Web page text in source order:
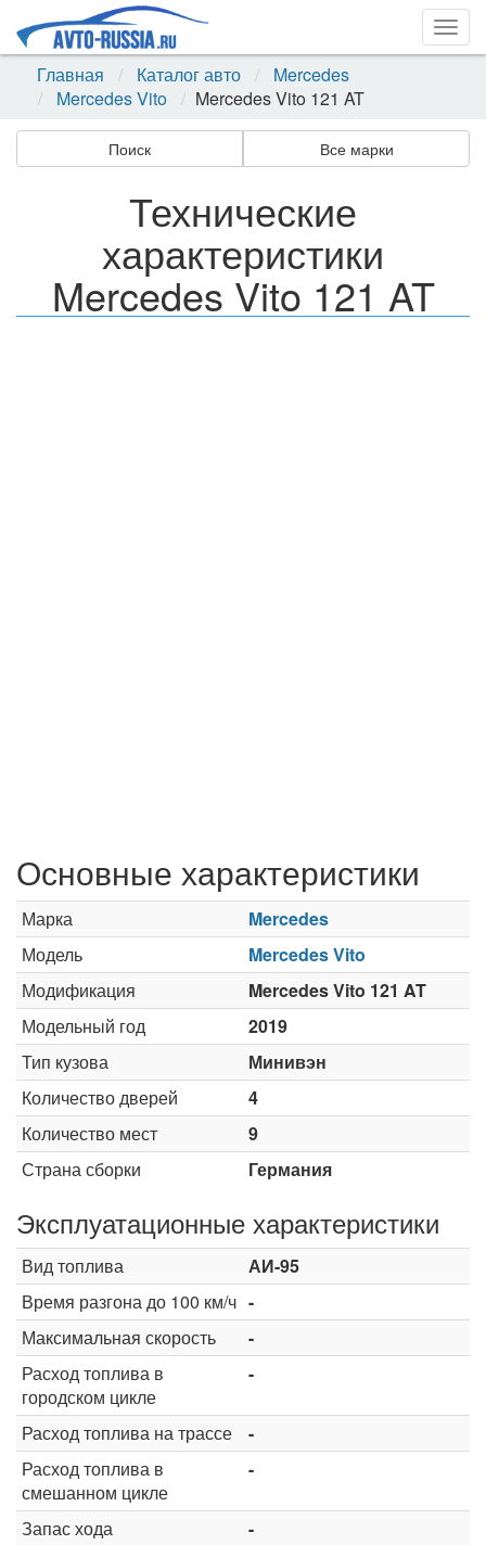
Главная
Каталог авто
Mercedes
Mercedes Vito
Mercedes Vito 121 AT
Поиск Все марки
Технические
характеристики
Mercedes Vito 121 AT
Основные характеристики
Марка
Mercedes
Модель
Mercedes Vito
Модификация
Mercedes Vito 121 AT
Модельный год
2019
Тип кузова
Минивэн
Количество дверей
4
Количество мест
9
Страна сборки
Германия
Эксплуатационные характеристики
Вид топлива
АИ-95
Время разгона до 100 км/ч -
Максимальная скорость
-
Расход топлива в
городском цикле
-
Расход топлива на трассе
-
Расход топлива в
смешанном цикле
-
Запас хода
-